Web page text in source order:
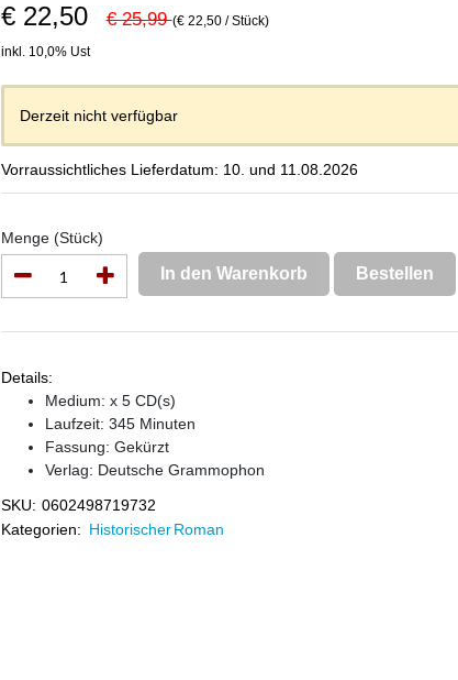
€ 22,50 € 25,99(€ 22,50 / Stück)
inkl. 10,0% Ust
Derzeit nicht verfügbar
Vorraussichtliches Lieferdatum: 10. und 11.08.2026
Menge (Stück)
In den Warenkorb Bestellen
Details:
Medium: x 5 CD(s)
Laufzeit: 345 Minuten
Fassung: Gekürzt
Verlag: Deutsche Grammophon
SKU: 0602498719732
Kategorien: Historischer Roman